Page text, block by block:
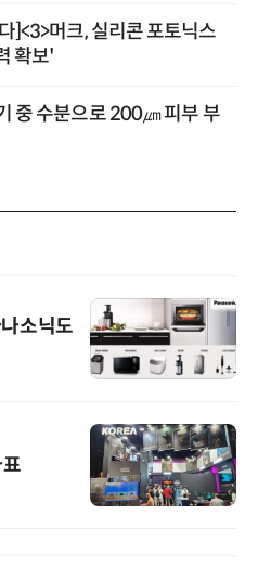
]<3>머크, 실리콘 포토닉스
확보'
중 수분으로 200㎛ 피부 부
소닉도